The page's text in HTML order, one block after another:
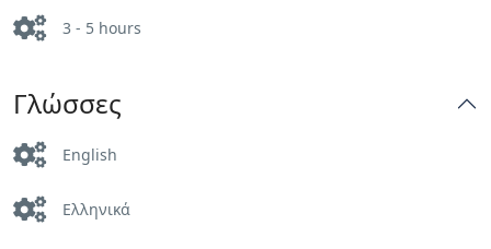
3 - 5 hours
Γλώσσες
English
Ελληνικά